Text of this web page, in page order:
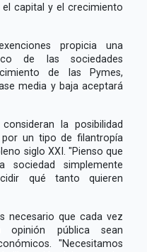
capital y el crecimiento
propicia una
de las sociedades
de las Pymes,
media y baja aceptará
la posibilidad
un tipo de filantropía
siglo XXI. "Pienso que
simplemente
qué tanto quieren
necesario que cada vez
opinión pública sean
"Necesitamos